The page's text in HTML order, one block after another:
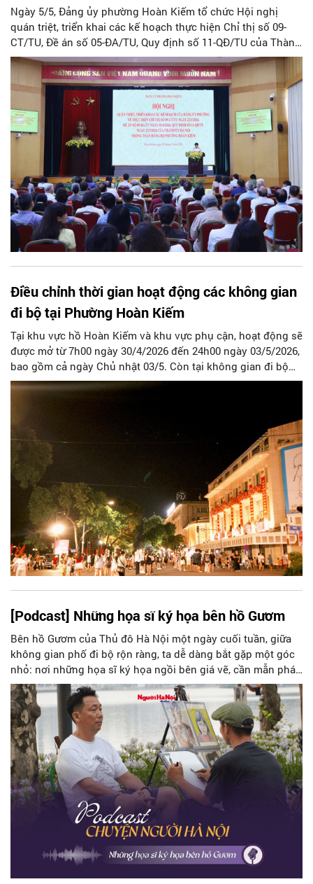
Ngày 5/5, Đảng ủy phường Hoàn Kiếm tổ chức Hội nghị
quán triệt, triển khai các kế hoạch thực hiện Chỉ thị số 09-
CT/TU, Đề án số 05-ĐA/TU, Quy định số 11-QĐ/TU của Thành
ủy Hà Nội trong toàn Đảng bộ phường.
Điều chỉnh thời gian hoạt động các không gian
đi bộ tại Phường Hoàn Kiếm
Tại khu vực hồ Hoàn Kiếm và khu vực phụ cận, hoạt động sẽ
được mở từ 7h00 ngày 30/4/2026 đến 24h00 ngày 03/5/2026,
bao gồm cả ngày Chủ nhật 03/5. Còn tại không gian đi bộ
khu phố cổ, hoạt động sẽ được mở theo lịch thường vào thứ
[Podcast] Những họa sĩ ký họa bên hồ Gươm
Bên hồ Gươm của Thủ đô Hà Nội một ngày cuối tuần, giữa
không gian phố đi bộ rộn ràng, ta dễ dàng bắt gặp một góc
nhỏ: nơi những họa sĩ ký họa ngồi bên giá vẽ, cần mẫn phác
họa từng gương mặt, từng khoảnh khắc đời thường. Những
nét vẽ không chỉ hiện lên chân dung của một con người, mà
còn thấp thoáng bóng dáng của một Hà Nội thanh lịch, nơi
nghệ thuật gắn liền với đời sống, nơi con người biết nâng
niu từng khoảnh khắc bình dị.